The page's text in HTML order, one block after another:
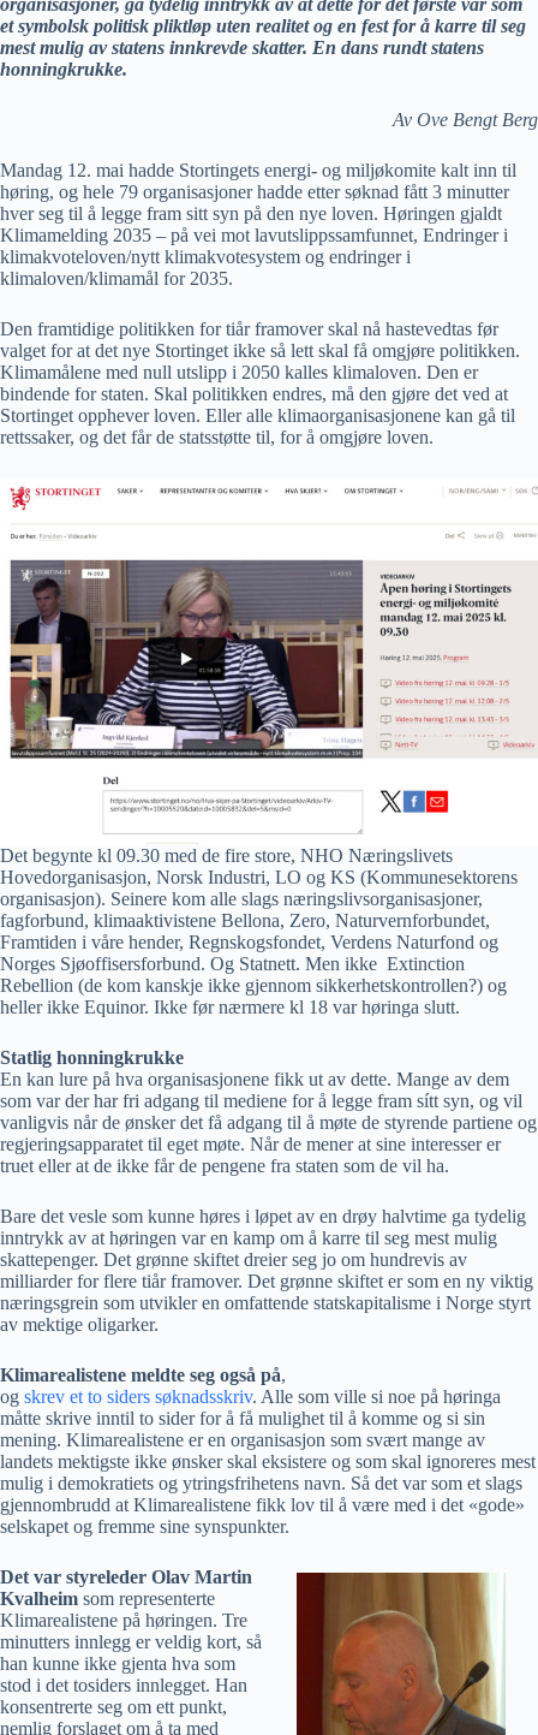
organisasjoner, ga tydelig inntrykk av at dette for det første var som
et symbolsk politisk pliktløp uten realitet og en fest for å karre til seg
mest mulig av statens innkrevde skatter. En dans rundt statens
honningkrukke.
Av Ove Bengt Berg
Mandag 12. mai hadde Stortingets energi- og miljøkomite kalt inn til
høring, og hele 79 organisasjoner hadde etter søknad fått 3 minutter
hver seg til å legge fram sitt syn på den nye loven. Høringen gjaldt
Klimamelding 2035 – på vei mot lavutslippssamfunnet, Endringer i
klimakvoteloven/nytt klimakvotesystem og endringer i
klimaloven/klimamål for 2035.
Den framtidige politikken for tiår framover skal nå hastevedtas før
valget for at det nye Stortinget ikke så lett skal få omgjøre politikken.
Klimamålene med null utslipp i 2050 kalles klimaloven. Den er
bindende for staten. Skal politikken endres, må den gjøre det ved at
Stortinget opphever loven. Eller alle klimaorganisasjonene kan gå til
rettssaker, og det får de statsstøtte til, for å omgjøre loven.
Det begynte kl 09.30 med de fire store, NHO Næringslivets
Hovedorganisasjon, Norsk Industri, LO og KS (Kommunesektorens
organisasjon). Seinere kom alle slags næringslivsorganisasjoner,
fagforbund, klimaaktivistene Bellona, Zero, Naturvernforbundet,
Framtiden i våre hender, Regnskogsfondet, Verdens Naturfond og
Norges Sjøoffisersforbund. Og Statnett. Men ikke Extinction
Rebellion (de kom kanskje ikke gjennom sikkerhetskontrollen?) og
heller ikke Equinor. Ikke før nærmere kl 18 var høringa slutt.
Statlig honningkrukke
En kan lure på hva organisasjonene fikk ut av dette. Mange av dem
som var der har fri adgang til mediene for å legge fram sítt syn, og vil
vanligvis når de ønsker det få adgang til å møte de styrende partiene og
regjeringsapparatet til eget møte. Når de mener at sine interesser er
truet eller at de ikke får de pengene fra staten som de vil ha.
Bare det vesle som kunne høres i løpet av en drøy halvtime ga tydelig
inntrykk av at høringen var en kamp om å karre til seg mest mulig
skattepenger. Det grønne skiftet dreier seg jo om hundrevis av
milliarder for flere tiår framover. Det grønne skiftet er som en ny viktig
næringsgrein som utvikler en omfattende statskapitalisme i Norge styrt
av mektige oligarker.
Klimarealistene meldte seg også på,
og skrev et to siders søknadsskriv. Alle som ville si noe på høringa
måtte skrive inntil to sider for å få mulighet til å komme og si sin
mening. Klimarealistene er en organisasjon som svært mange av
landets mektigste ikke ønsker skal eksistere og som skal ignoreres mest
mulig i demokratiets og ytringsfrihetens navn. Så det var som et slags
gjennombrudd at Klimarealistene fikk lov til å være med i det «gode»
selskapet og fremme sine synspunkter.
Det var styreleder Olav Martin
Kvalheim som representerte
Klimarealistene på høringen. Tre
minutters innlegg er veldig kort, så
han kunne ikke gjenta hva som
stod i det tosiders innlegget. Han
konsentrerte seg om ett punkt,
nemlig forslaget om å ta med